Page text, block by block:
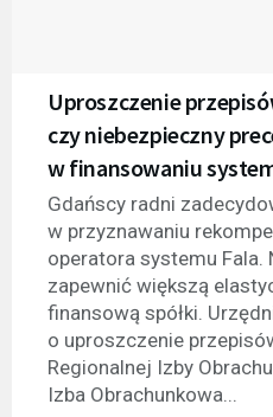
Uproszczenie
czy niebezpieczny
w finansowaniu
Gdańscy radni
w przyznawaniu
operatora systemu Fala.
zapewnić większą
finansową spółki.
o uproszczenie
Regionalnej Izby
Izba Obrachunkowa...